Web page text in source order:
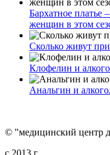
Бархатное платье
женщин в этом
Сколько живут
Клофелин и
Анальгин и
© "медицинский центр
c 2013 г.